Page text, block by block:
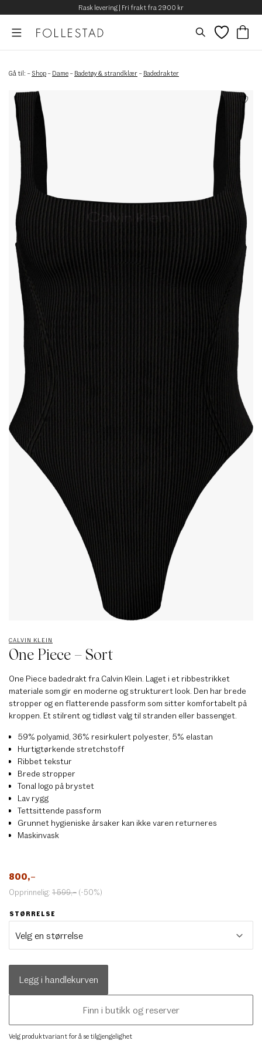
Rask levering | Fri frakt fra 2900 kr
Gå til: – Shop – Dame – Badetøy & strandklær – Badedrakter
CALVIN KLEIN
One Piece – Sort
One Piece badedrakt fra Calvin Klein. Laget i et ribbestrikket
materiale som gir en moderne og strukturert look. Den har brede
stropper og en flatterende passform som sitter komfortabelt på
kroppen. Et stilrent og tidløst valg til stranden eller bassenget.
59% polyamid, 36% resirkulert polyester, 5% elastan
Hurtigtørkende stretchstoff
Ribbet tekstur
Brede stropper
Tonal logo på brystet
Lav rygg
Tettsittende passform
Grunnet hygieniske årsaker kan ikke varen returneres
Maskinvask
800,–
Opprinnelig: 1 599,– (-50%)
STØRRELSE
Legg i handlekurven
Finn i butikk og reserver
Velg produktvariant for å se tilgjengelighet